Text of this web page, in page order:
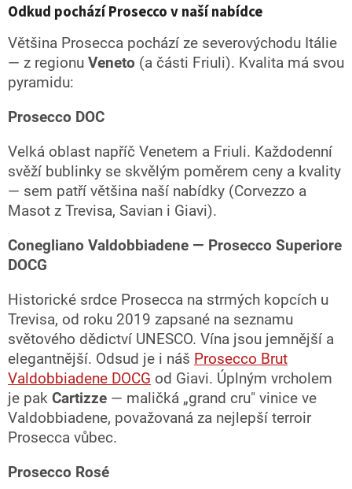
Odkud pochází Prosecco v naší nabídce
Většina Prosecca pochází ze severovýchodu Itálie
— z regionu Veneto (a části Friuli). Kvalita má svou
pyramidu:
Prosecco DOC
Velká oblast napříč Venetem a Friuli. Každodenní
svěží bublinky se skvělým poměrem ceny a kvality
— sem patří většina naší nabídky (Corvezzo a
Masot z Trevisa, Savian i Giavi).
Conegliano Valdobbiadene — Prosecco Superiore
DOCG
Historické srdce Prosecca na strmých kopcích u
Trevisa, od roku 2019 zapsané na seznamu
světového dědictví UNESCO. Vína jsou jemnější a
elegantnější. Odsud je i náš Prosecco Brut
Valdobbiadene DOCG od Giavi. Úplným vrcholem
je pak Cartizze — maličká „grand cru" vinice ve
Valdobbiadene, považovaná za nejlepší terroir
Prosecca vůbec.
Prosecco Rosé